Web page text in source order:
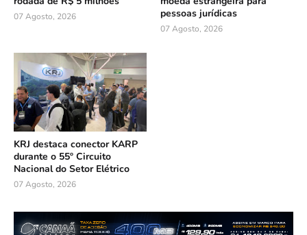
07 Agosto, 2026
pessoas jurídicas
07 Agosto, 2026
KRJ destaca conector KARP
durante o 55º Circuito
Nacional do Setor Elétrico
07 Agosto, 2026